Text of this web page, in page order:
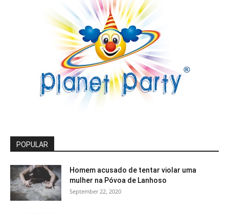
POPULAR
Homem acusado de tentar violar uma
mulher na Póvoa de Lanhoso
September 22, 2020